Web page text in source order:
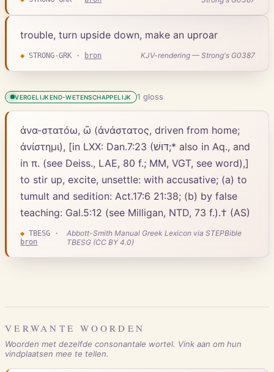
trouble, turn upside down, make an uproar
◆ STRONG-GRK · bron KJV-rendering — Strong's G0387
VERGELIJKEND-WETENSCHAPPELIJK 1 gloss
ἀνα-στατόω, ῶ (ἀνάστατος, driven from home;
ἀνίστημι), [in LXX: Dan.7:23 (דּוּשׁ;* also in Aq., and
in π. (see Deiss., LAE, 80 f.; MM, VGT, see word),]
to stir up, excite, unsettle: with accusative; (a) to
tumult and sedition: Act.17:6 21:38; (b) by false
teaching: Gal.5:12 (see Milligan, NTD, 73 f.).† (AS)
◆ TBESG ·
bron
Abbott-Smith Manual Greek Lexicon via STEPBible
TBESG (CC BY 4.0)
VERWANTE WOORDEN
Woorden met dezelfde consonantale wortel. Vink aan om hun
vindplaatsen mee te tellen.